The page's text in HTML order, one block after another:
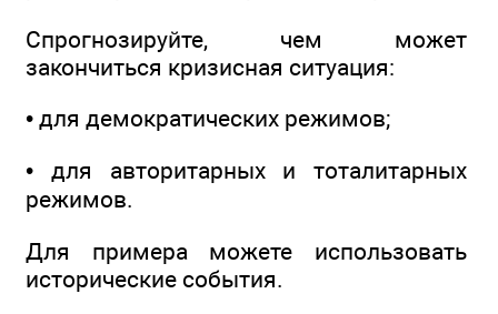
Спрогнозируйте, чем может
закончиться кризисная ситуация:
• для демократических режимов;
• для авторитарных и тоталитарных
режимов.
Для примера можете использовать
исторические события.